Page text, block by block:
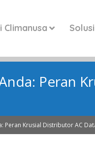
Climanusa
Peran
Peran Krusial Distributor AC